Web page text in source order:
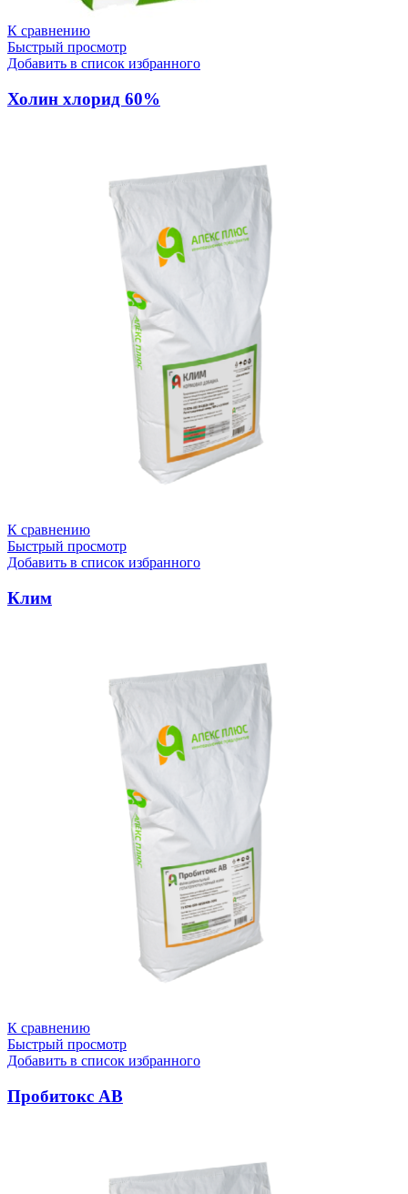
К сравнению
Быстрый просмотр
Добавить в список избранного
Холин хлорид 60%
К сравнению
Быстрый просмотр
Добавить в список избранного
Клим
К сравнению
Быстрый просмотр
Добавить в список избранного
Пробитокс АВ